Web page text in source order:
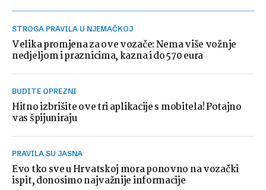
STROGA PRAVILA U NJEMAČKOJ
Velika promjena za ove vozače: Nema više vožnje
nedjeljom i praznicima, kazna i do 570 eura
BUDITE OPREZNI
Hitno izbrišite ove tri aplikacije s mobitela! Potajno
vas špijuniraju
PRAVILA SU JASNA
Evo tko sve u Hrvatskoj mora ponovno na vozački
ispit, donosimo najvažnije informacije